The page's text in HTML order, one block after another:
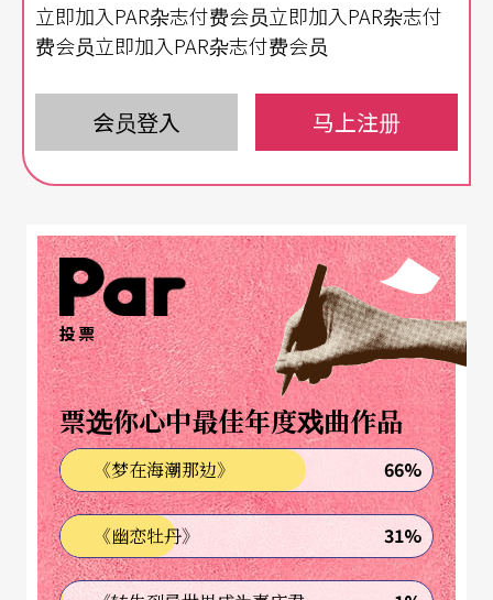
他们所承袭并持续埋首实践、试图发扬光大的，不
仅是戈契夫的剧场美学、海纳．穆勒的语言之力，
更从贝克特原先的创作发想、生命经历中，寻找灵
感。于是《等待果陀》在舞台视觉上的构成，其强
烈的对比与奇妙的空间感，不仅恰似那幅勾起贝克
中的一张明信片图样；演员们使用类似默片般的肢
体技巧，除了更贴近贝克特的品味，那股不受控
制、粗俗喧闹、执著傻气的闹剧能量，也正是戈契
夫作品中，重要的特色所在。而他们为何等待？波
佐、幸运与果陀又是何许人？按照二○○九年皮
耶．唐金所出版的专书论点，与贝克特在二战时的
特殊经验相对照，或许在某种程度上也出现了较为
明确的指向。
立即加入PAR杂志付费会员立即加入PAR杂志付
费会员立即加入PAR杂志付费会员
会员登入 马上注册
投票
票选你心中最佳年度戏曲作品
《梦在海潮那边》 66%
《幽恋牡丹》 31%